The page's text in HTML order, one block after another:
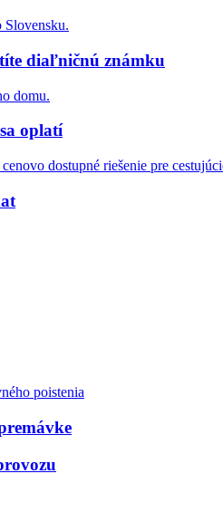
diaľničnú známku
oplatí